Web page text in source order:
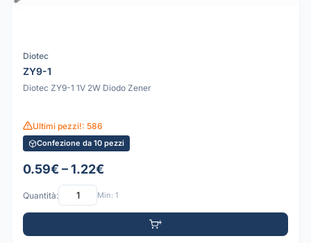
Diotec
ZY9-1
Diotec ZY9-1 1V 2W Diodo Zener
Ultimi pezzi!: 586
Confezione da 10 pezzi
0.59€ – 1.22€
Quantità: Min: 1